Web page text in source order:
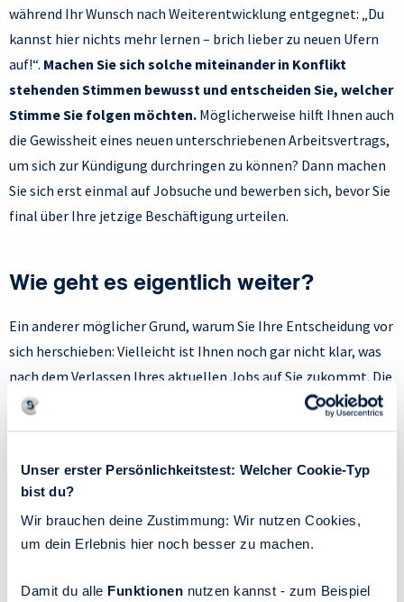
Unser erster Persönlichkeitstest: Welcher Cookie-Typ
bist du?
Wir brauchen deine Zustimmung: Wir nutzen Cookies,
um dein Erlebnis hier noch besser zu machen.
Damit du alle Funktionen nutzen kannst - zum Beispiel
während Ihr Wunsch nach Weiterentwicklung entgegnet: „Du
kannst hier nichts mehr lernen – brich lieber zu neuen Ufern
auf!“. Machen Sie sich solche miteinander in Konflikt
stehenden Stimmen bewusst und entscheiden Sie, welcher
Stimme Sie folgen möchten. Möglicherweise hilft Ihnen auch
die Gewissheit eines neuen unterschriebenen Arbeitsvertrags,
um sich zur Kündigung durchringen zu können? Dann machen
Sie sich erst einmal auf Jobsuche und bewerben sich, bevor Sie
final über Ihre jetzige Beschäftigung urteilen.
Wie geht es eigentlich weiter?
Ein anderer möglicher Grund, warum Sie Ihre Entscheidung vor
sich herschieben: Vielleicht ist Ihnen noch gar nicht klar, was
nach dem Verlassen Ihres aktuellen Jobs auf Sie zukommt. Die
Kündigung für sich alleine betrachtet stellt eine Von-weg-
wollen. Was aber möchten Sie stattdessen?Eine Hin-zu-
welchem anderen Job Sie mehr Zufriedenheit und
Motivation empfinden würden.Notieren Sie Kriterien, die an